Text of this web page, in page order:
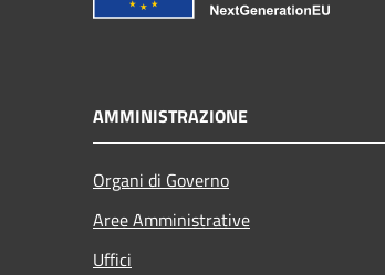
AMMINISTRAZIONE
Organi di Governo
Aree Amministrative
Uffici